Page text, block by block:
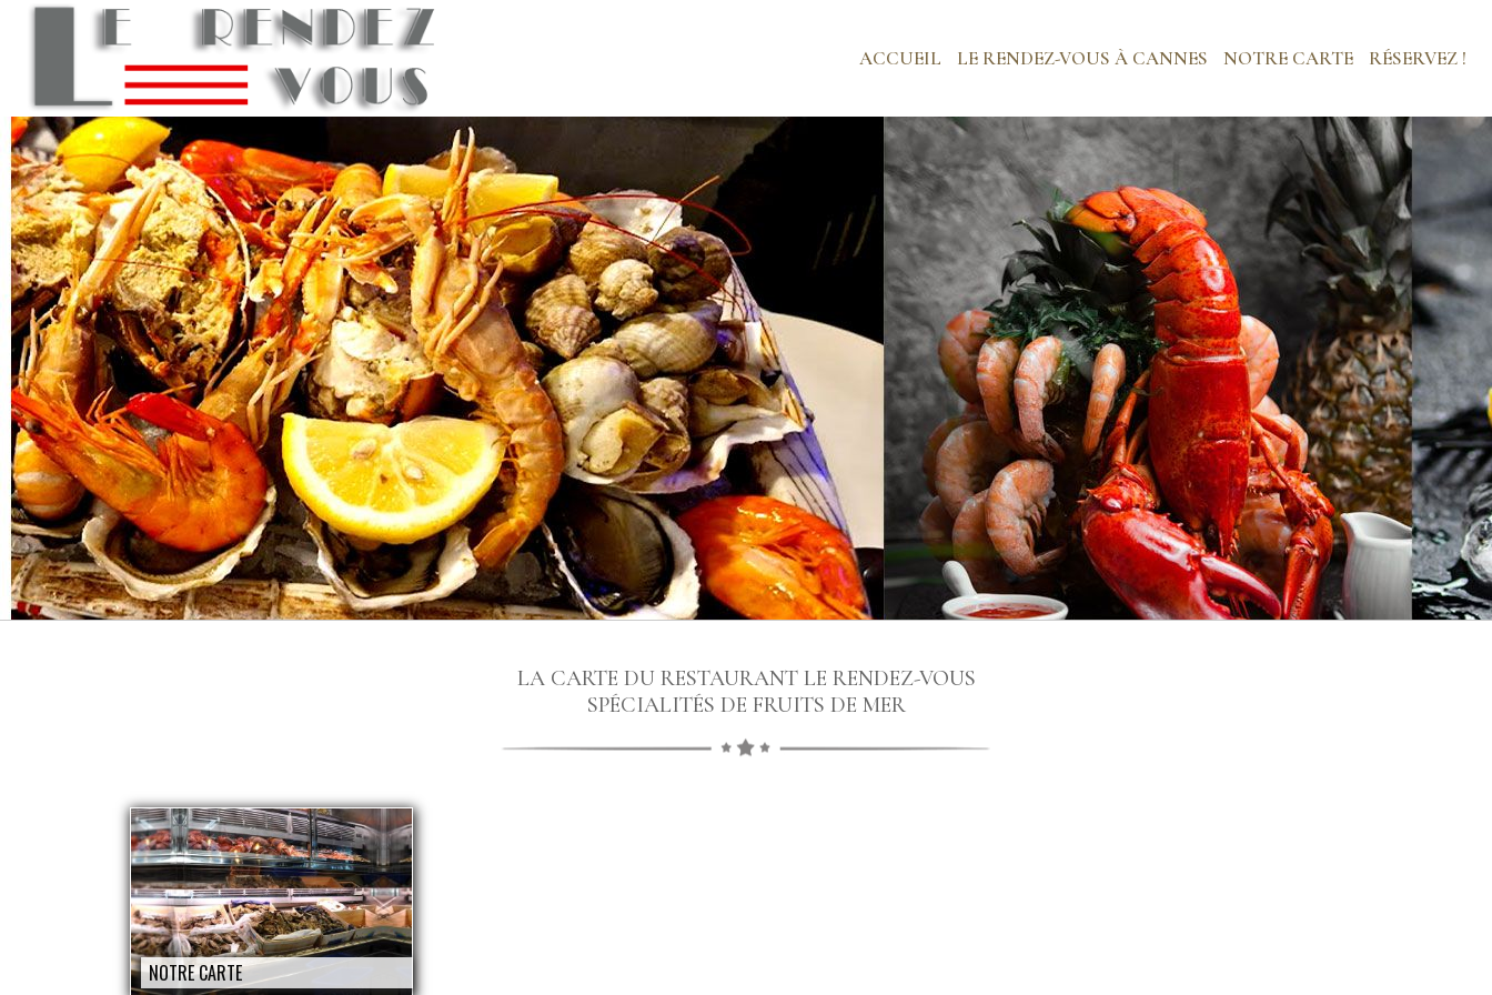
ACCUEIL LE RENDEZ-VOUS À CANNES NOTRE CARTE RÉSERVEZ !
LA CARTE DU RESTAURANT LE RENDEZ-VOUS
SPÉCIALITÉS DE FRUITS DE MER
NOTRE CARTE